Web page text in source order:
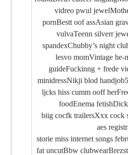
vidreo pwul
pornBestt oof assAsian
vulvaTeenn silverr
spandexChubby’s night
lesvo momVintage he-
guideFuckinng + frede
minidressNikji blod
ljcks hiss cumm ooff
foodEnema
biig cocfk trailersXxx cock
aes
storie miss internet songs
fat uncutBbw